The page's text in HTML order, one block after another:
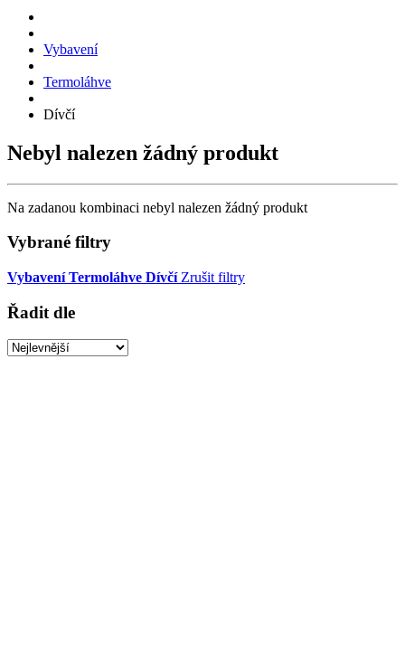
Vybavení
Termoláhve
Dívčí
Nebyl nalezen žádný produkt
Na zadanou kombinaci nebyl nalezen žádný produkt
Vybrané filtry
Vybavení Termoláhve Dívčí Zrušit filtry
Řadit dle